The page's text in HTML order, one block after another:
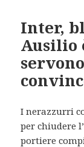
Inter,
Ausilio
I nerazzurri
per chiudere
portiere